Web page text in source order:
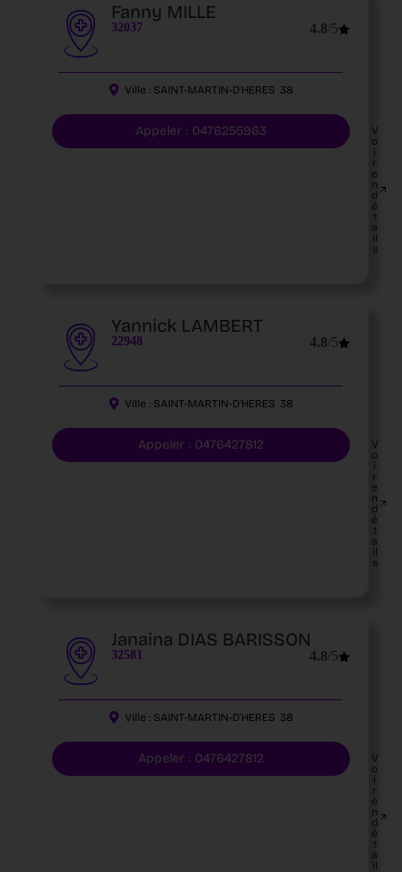
Fanny MILLE
32037 4.8/5
Ville : SAINT-MARTIN-D'HERES 38
Appeler : 0476255963
V
o
i
r
e
n
d
é
t
a
il
s
Yannick LAMBERT
22948 4.8/5
Ville : SAINT-MARTIN-D'HERES 38
Appeler : 0476427812
V
o
i
r
e
n
d
é
t
a
il
s
Janaina DIAS BARISSON
32581 4.8/5
Ville : SAINT-MARTIN-D'HERES 38
Appeler : 0476427812
V
o
i
r
e
n
d
é
t
a
il